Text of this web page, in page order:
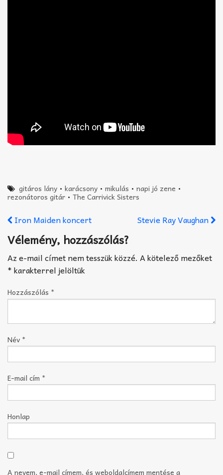
gitáros lány •karácsony •mikulás •napi jó zene •
rezonátoros gitár • The Carrivick Sisters
Iron Maiden koncert Stevie Ray Vaughan
Vélemény, hozzászólás?
Az e-mail címet nem tesszük közzé. A kötelező mezőket
*karakterrel jelöltük
Hozzászólás *
Név *
E-mail cím *
Honlap
A nevem, e-mail címem, és weboldalcímem mentése a